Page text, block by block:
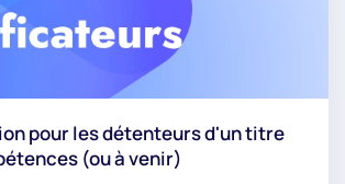
pour les détenteurs d'un titre
(ou à venir)